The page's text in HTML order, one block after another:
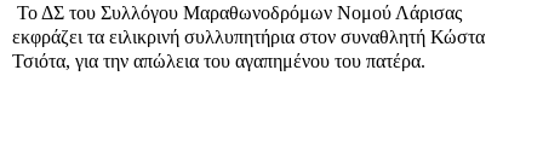
Το ΔΣ του Συλλόγου Μαραθωνοδρόμων Νομού Λάρισας
εκφράζει τα ειλικρινή συλλυπητήρια στον συναθλητή Κώστα
Τσιότα, για την απώλεια του αγαπημένου του πατέρα.